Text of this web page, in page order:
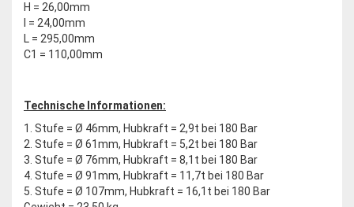
H = 26,00mm
I = 24,00mm
L = 295,00mm
C1 = 110,00mm
Technische Informationen:
1. Stufe = Ø 46mm, Hubkraft = 2,9t bei 180 Bar
2. Stufe = Ø 61mm, Hubkraft = 5,2t bei 180 Bar
3. Stufe = Ø 76mm, Hubkraft = 8,1t bei 180 Bar
4. Stufe = Ø 91mm, Hubkraft = 11,7t bei 180 Bar
5. Stufe = Ø 107mm, Hubkraft = 16,1t bei 180 Bar